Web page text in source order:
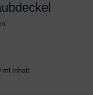
ml Inhalt